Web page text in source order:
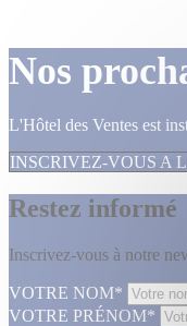
Nos
L'Hôtel des Ventes est
INSCRIVEZ-VOUS A
Restez informé
Inscrivez-vous à notre
VOTRE NOM*
VOTRE PRÉNOM*